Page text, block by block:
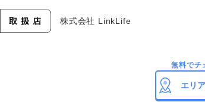
株式会社 LinkLife
無料でチ
エリ